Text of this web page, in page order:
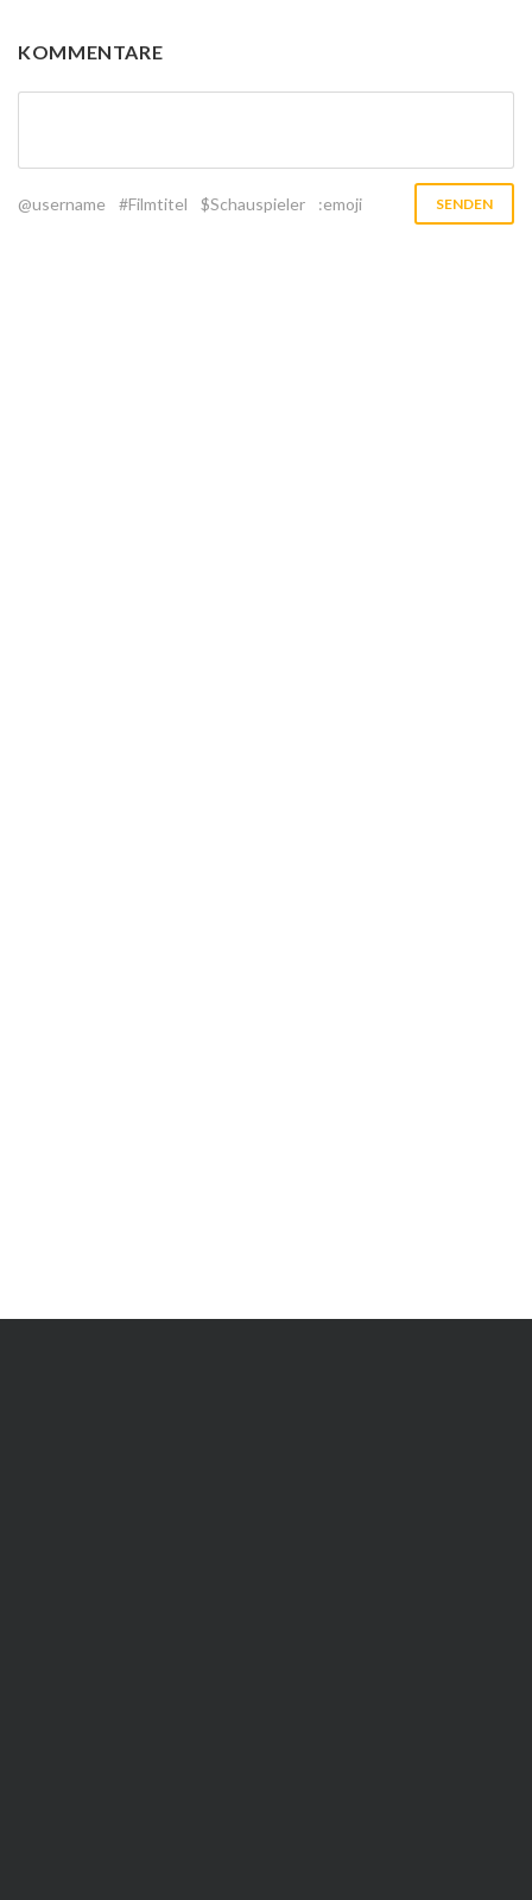
KOMMENTARE
@username #Filmtitel $Schauspieler :emoji